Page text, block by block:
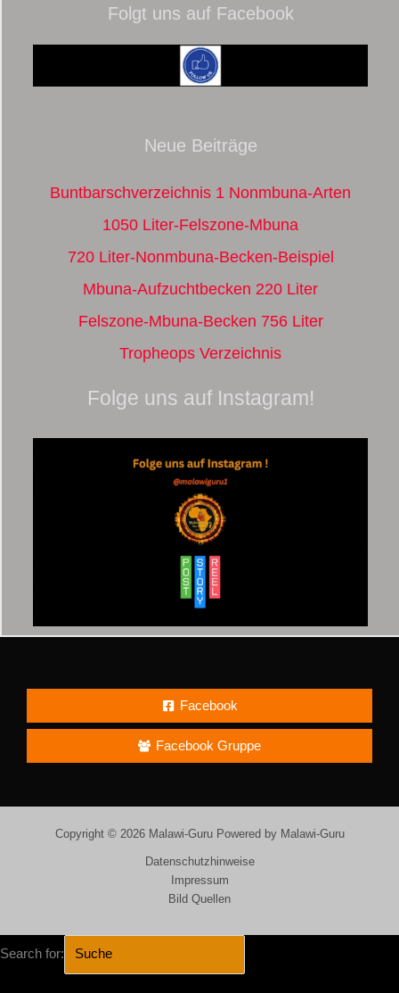
Folgt uns auf Facebook
Neue Beiträge
Buntbarschverzeichnis 1 Nonmbuna-Arten
1050 Liter-Felszone-Mbuna
720 Liter-Nonmbuna-Becken-Beispiel
Mbuna-Aufzuchtbecken 220 Liter
Felszone-Mbuna-Becken 756 Liter
Tropheops Verzeichnis
Folge uns auf Instagram!
Facebook
Facebook Gruppe
Copyright © 2026 Malawi-Guru Powered by Malawi-Guru
Datenschutzhinweise
Impressum
Bild Quellen
Search for: